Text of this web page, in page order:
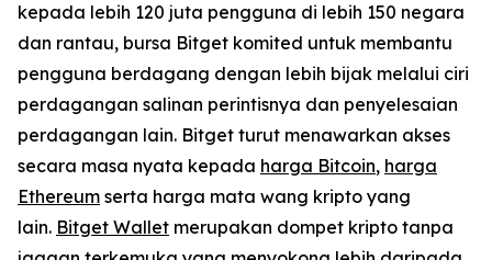
kepada lebih 120 juta pengguna di lebih 150 negara
dan rantau, bursa Bitget komited untuk membantu
pengguna berdagang dengan lebih bijak melalui ciri
perdagangan salinan perintisnya dan penyelesaian
perdagangan lain. Bitget turut menawarkan akses
secara masa nyata kepada harga Bitcoin, harga
Ethereum serta harga mata wang kripto yang
lain. Bitget Wallet merupakan dompet kripto tanpa